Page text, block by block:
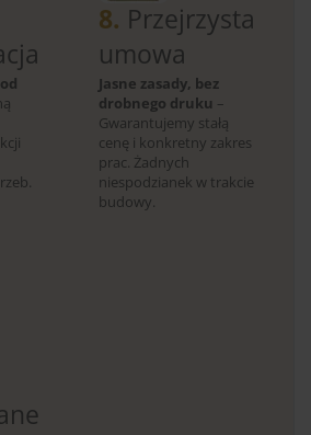
8. Przejrzysta
umowa
Jasne zasady, bez
drobnego druku –
Gwarantujemy stałą
cenę i konkretny zakres
prac. Żadnych
niespodzianek w trakcie
budowy.